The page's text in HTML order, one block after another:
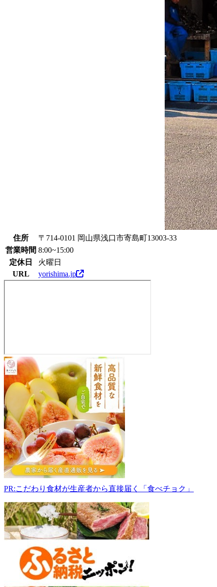
住所
〒714-0101 岡山県浅口市寄島町13003-33
営業時間 8:00~15:00
定休日
火曜日
URL
yorishima.jp
寄
島
か
き
直
売
所
714-
0101
岡
山
県
浅
口
市
寄
島
町
13003-
yorishima.jp
15:00
PR:こだわり食材が生産者から直接届く「食べチョク」